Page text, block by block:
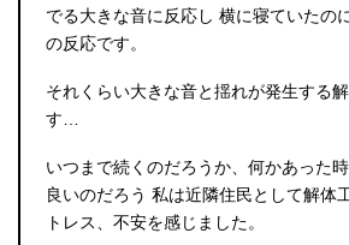
でる大きな音に反応し 横に寝ていたの
の反応です。
それくらい大きな音と揺れが発生する
す…
いつまで続くのだろうか、何かあった
良いのだろう 私は近隣住民として解体
トレス、不安を感じました。